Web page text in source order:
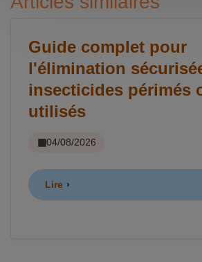
Guide complet pour
l'élimination
insecticides périmés
utilisés
04/08/2026
Lire